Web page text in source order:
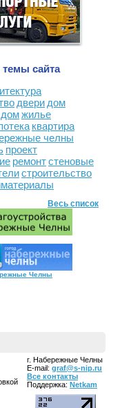
сайта
двери дом
жилье
квартира
челны
проект
ремонтстеновые
строительство
Весь список
Челны
г. Набережные Челны
E-mail: graf@s-nip.ru
Все контакты
Поддержка: Netkam